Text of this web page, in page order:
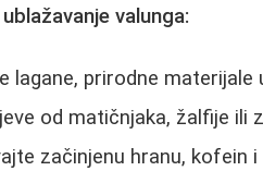
valunga:
lagane, prirodne materijale
od matičnjaka, žalfije ili
začinjenu hranu, kofein i